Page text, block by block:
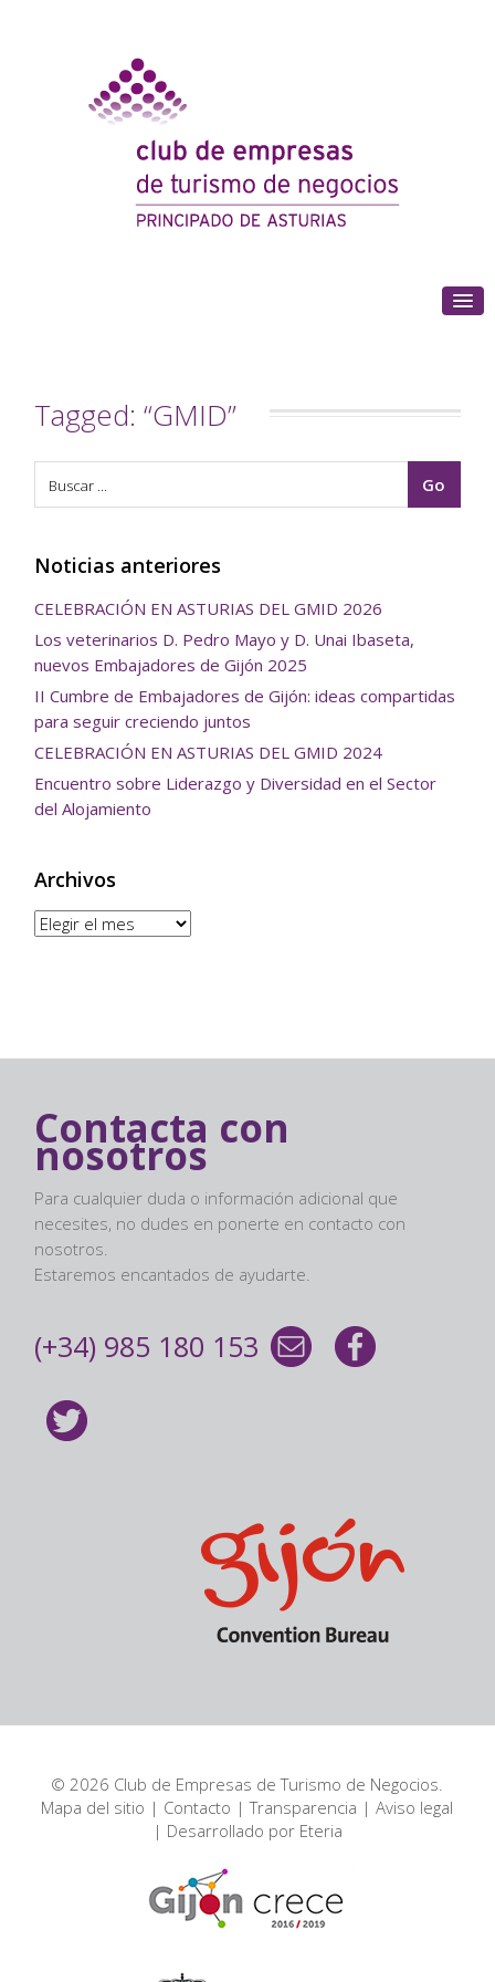
Tagged: “GMID”
Noticias anteriores
CELEBRACIÓN EN ASTURIAS DEL GMID 2026
Los veterinarios D. Pedro Mayo y D. Unai Ibaseta,
nuevos Embajadores de Gijón 2025
II Cumbre de Embajadores de Gijón: ideas compartidas
para seguir creciendo juntos
CELEBRACIÓN EN ASTURIAS DEL GMID 2024
Encuentro sobre Liderazgo y Diversidad en el Sector
del Alojamiento
Archivos
Archivos
Contacta con
nosotros
Para cualquier duda o información adicional que
necesites, no dudes en ponerte en contacto con
nosotros.
Estaremos encantados de ayudarte.
(+34) 985 180 153
© 2026 Club de Empresas de Turismo de Negocios.
Mapa del sitio | Contacto |Transparencia |Aviso legal
| Desarrollado por Eteria